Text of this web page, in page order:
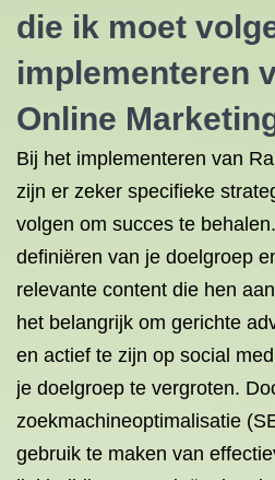
die ik moet
implementeren
Online
Bij het implementeren van
zijn er zeker specifieke
volgen om succes te
definiëren van je doelgroep
relevante content die hen
het belangrijk om gerichte
en actief te zijn op social
je doelgroep te vergroten.
zoekmachineoptimalisatie
gebruik te maken van